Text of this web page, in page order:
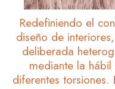
Redefiniendo el
diseño de
deliberada
mediante la
diferentes